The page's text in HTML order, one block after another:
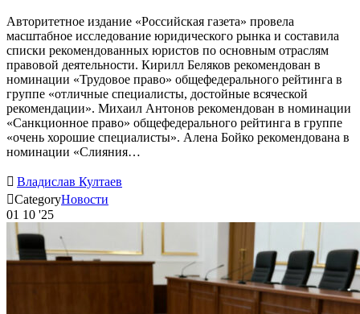
Авторитетное издание «Российская газета» провела
масштабное исследование юридического рынка и составила
списки рекомендованных юристов по основным отраслям
правовой деятельности. Кирилл Беляков рекомендован в
номинации «Трудовое право» общефедерального рейтинга в
группе «отличные специалисты, достойные всяческой
рекомендации». Михаил Антонов рекомендован в номинации
«Санкционное право» общефедерального рейтинга в группе
«очень хорошие специалисты». Алена Бойко рекомендована в
номинации «Слияния…
 Владислав Култаев
CategoryНовости
01 10 '25